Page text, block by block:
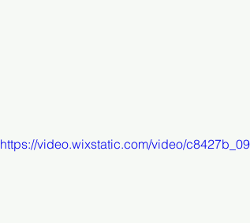
https://video.wixstatic.com/video/